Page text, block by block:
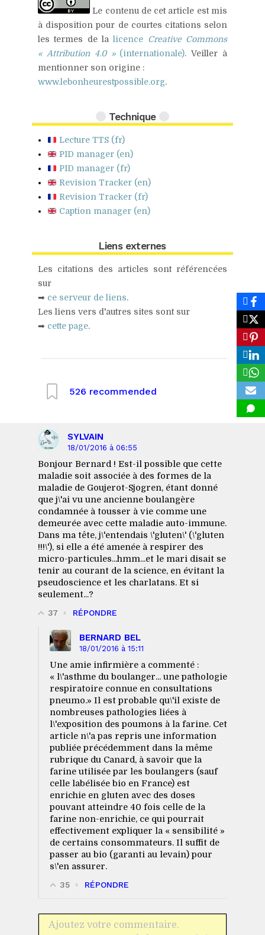
Le contenu de cet article est mis
à disposition pour de courtes citations selon
les termes de lalicence Creative Commons
« Attribution 4.0 »(internationale). Veiller à
mentionner son origine :
www.lebonheurestpossible.org.
Technique
Lecture TTS (fr)
PID manager (en)
PID manager (fr)
Revision Tracker (en)
Revision Tracker (fr)
Caption manager (en)
Liens externes
Les citations des articles sont référencées
sur
➡ ce serveur de liens.
Les liens vers d'autres sites sont sur
➡ cette page.
526 recommended
2
thoughts
on
“Roulés
dans
la
farine”
SYLVAIN
18/01/2016 à 06:55
Bonjour Bernard ! Est-il possible que cette
maladie soit associée à des formes de la
maladie de Goujerot-Sjogren, étant donné
que j\'ai vu une ancienne boulangère
condamnée à tousser à vie comme une
demeurée avec cette maladie auto-immune.
Dans ma tête, j\'entendais \'gluten\' (\'gluten
!!!\'), si elle a été amenée à respirer des
micro-particules...hmm...et le mari disait se
tenir au courant de la science, en évitant la
pseudoscience et les charlatans. Et si
seulement...?
37
RÉPONDRE
BERNARD BEL
18/01/2016 à 15:11
Une amie infirmière a commenté :
« l\'asthme du boulanger... une pathologie
respiratoire connue en consultations
pneumo.» Il est probable qu\'il existe de
nombreuses pathologies liées à
l\'exposition des poumons à la farine. Cet
article n\'a pas repris une information
publiée précédemment dans la même
rubrique du Canard, à savoir que la
farine utilisée par les boulangers (sauf
celle labélisée bio en France) est
enrichie en gluten avec des doses
pouvant atteindre 40 fois celle de la
farine non-enrichie, ce qui pourrait
effectivement expliquer la « sensibilité »
de certains consommateurs. Il suffit de
passer au bio (garanti au levain) pour
s\'en assurer.
35
RÉPONDRE